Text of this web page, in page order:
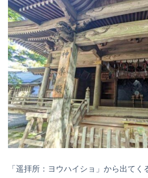
「遥拝所：ヨウハイショ」から出てく